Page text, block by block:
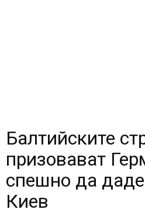
Балтийските
призовават
спешно да
Киев